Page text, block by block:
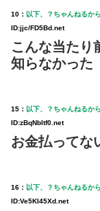
10： 以下、？ちゃんねるか
ID:jjc/FD5Bd.net
こんな当たり
知らなかった
15： 以下、？ちゃんねるか
ID:zBqNbltf0.net
お金払ってな
16： 以下、？ちゃんねるか
ID:Ve5KI45Xd.net